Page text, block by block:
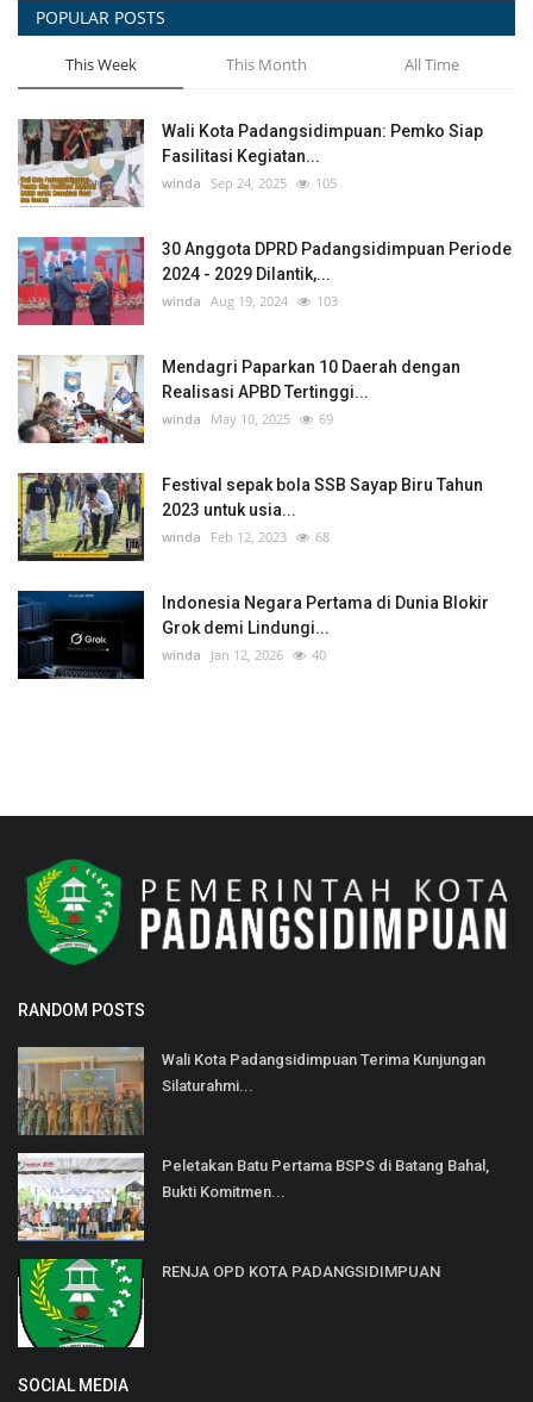
POPULAR POSTS
This Week This Month All Time
Wali Kota Padangsidimpuan: Pemko Siap
Fasilitasi Kegiatan...
winda Sep 24, 2025 105
30 Anggota DPRD Padangsidimpuan Periode
2024 - 2029 Dilantik,...
winda Aug 19, 2024 103
Mendagri Paparkan 10 Daerah dengan
Realisasi APBD Tertinggi...
winda May 10, 2025 69
Festival sepak bola SSB Sayap Biru Tahun
2023 untuk usia...
winda Feb 12, 2023 68
Indonesia Negara Pertama di Dunia Blokir
Grok demi Lindungi...
winda Jan 12, 2026 40
RANDOM POSTS
Wali Kota Padangsidimpuan Terima Kunjungan
Silaturahmi...
Peletakan Batu Pertama BSPS di Batang Bahal,
Bukti Komitmen...
RENJA OPD KOTA PADANGSIDIMPUAN
SOCIAL MEDIA